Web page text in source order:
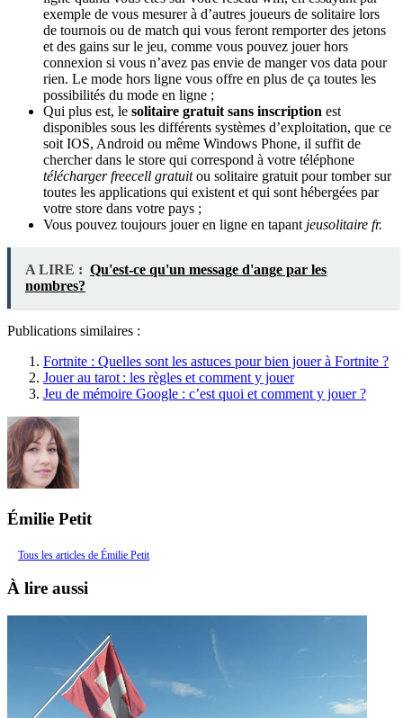
exemple de vous mesurer à d’autres joueurs de solitaire lors
de tournois ou de match qui vous feront remporter des jetons
et des gains sur le jeu, comme vous pouvez jouer hors
connexion si vous n’avez pas envie de manger vos data pour
rien. Le mode hors ligne vous offre en plus de ça toutes les
possibilités du mode en ligne ;
Qui plus est, le solitaire gratuit sans inscription est
disponibles sous les différents systèmes d’exploitation, que ce
soit IOS, Android ou même Windows Phone, il suffit de
chercher dans le store qui correspond à votre téléphone
télécharger freecell gratuitou solitaire gratuit pour tomber sur
toutes les applications qui existent et qui sont hébergées par
votre store dans votre pays ;
Vous pouvez toujours jouer en ligne en tapant jeusolitaire fr.
A LIRE : Qu'est-ce qu'un message d'ange par les
nombres?
Publications similaires :
Fortnite : Quelles sont les astuces pour bien jouer à Fortnite ?
Jouer au tarot : les règles et comment y jouer
Jeu de mémoire Google : c’est quoi et comment y jouer ?
Émilie Petit
Tous les articles de Émilie Petit
À lire aussi